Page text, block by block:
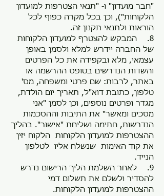
"חבר מועדון" ו- "תנאי הצטרפות למועדון
הלקוחות"), וכן בכל מקרה כפוף לכל
הוראות ולתנאי תקנון זה.
8. המבקש להצטרף למועדון הלקוחות
של החברה יידרש למלא ולסמן באופן
עצמאי, מלא ובקפידה את כל הפרטים
והשדות הנדרשים בטופס ההרשמה או
באתר, לרבות: שם פרטי ומשפחה, מס'
טלפון, כתובת דוא"ל, תאריך יום הולדת,
מגדר ופרטים נוספים, וכן לסמן "אני
מסכים ומאשר" את התיבות וההסכמות
הנדרשות, חתימה ושליחת "אישור". בהליך
ההצטרפות למועדון הלקוחות הלקוח יזין
את קוד האימות שנשלח אליו לטלפון
הנייד.
9. לאחר השלמת הליך הרישום נדרש
להסדיר ולשלם את תשלום דמי
ההצטרפות למועדון הלקוחות.